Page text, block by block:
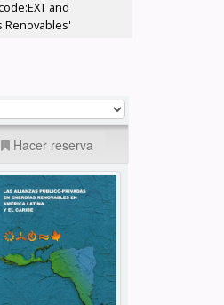
and
Renovables'
Hacer reserva